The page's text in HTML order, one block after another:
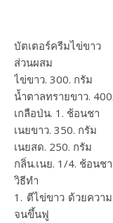
บัตเตอร์ครีมไข่ขาว
ส่วนผสม
ไข่ขาว. 300. กรัม
น้ำตาลทรายขาว.
เกลือป่น. 1. ช้อนชา
เนยขาว. 350. กรัม
เนยสด. 250. กรัม
กลิ่น.เนย. 1/4. ช้อนชา
วิธีทำ
1. ตีไข่ขาว ด้วยควา
จนขึ้นฟู